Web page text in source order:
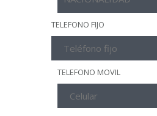
TELEFONO FIJO
TELEFONO MOVIL